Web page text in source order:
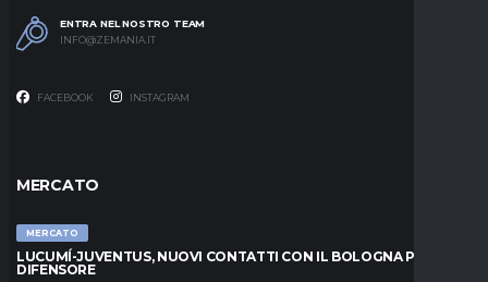
ENTRA NEL NOSTRO TEAM
INFO@ZEMANIA.IT
FACEBOOK INSTAGRAM
MERCATO
MERCATO
LUCUMÍ-JUVENTUS, NUOVI CONTATTI CON IL BOLOGNA PER IL
DIFENSORE